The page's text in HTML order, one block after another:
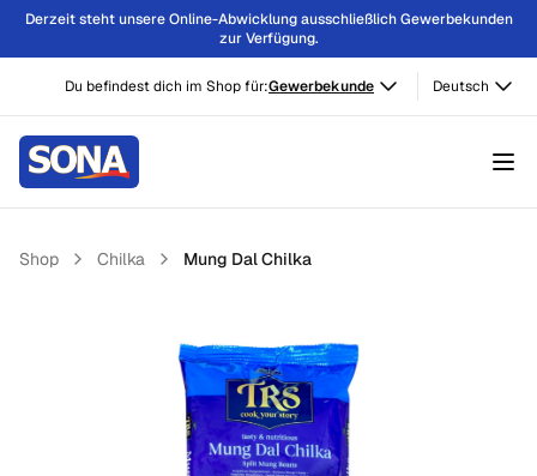
Derzeit steht unsere Online-Abwicklung ausschließlich Gewerbekunden
zur Verfügung.
Du befindest dich im Shop für:Gewerbekunde Deutsch
Shop Chilka Mung Dal Chilka